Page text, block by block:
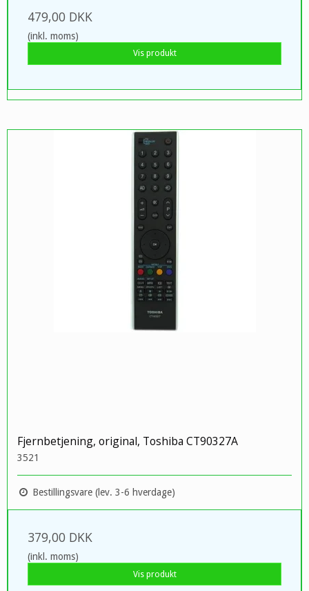
479,00 DKK
(inkl. moms)
Vis produkt
Fjernbetjening, original, Toshiba CT90327A
3521
Bestillingsvare (lev. 3-6 hverdage)
379,00 DKK
(inkl. moms)
Vis produkt